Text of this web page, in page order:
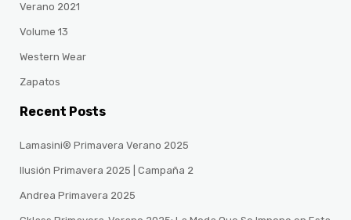
Verano 2021
Volume 13
Western Wear
Zapatos
Recent Posts
Lamasini® Primavera Verano 2025
Ilusión Primavera 2025 | Campaña 2
Andrea Primavera 2025